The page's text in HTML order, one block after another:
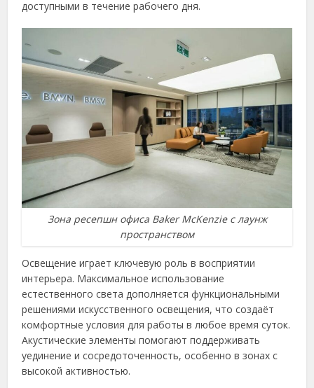
доступными в течение рабочего дня.
Зона ресепшн офиса Baker McKenzie с лаунж
пространством
Освещение играет ключевую роль в восприятии
интерьера. Максимальное использование
естественного света дополняется функциональными
решениями искусственного освещения, что создаёт
комфортные условия для работы в любое время суток.
Акустические элементы помогают поддерживать
уединение и сосредоточенность, особенно в зонах с
высокой активностью.